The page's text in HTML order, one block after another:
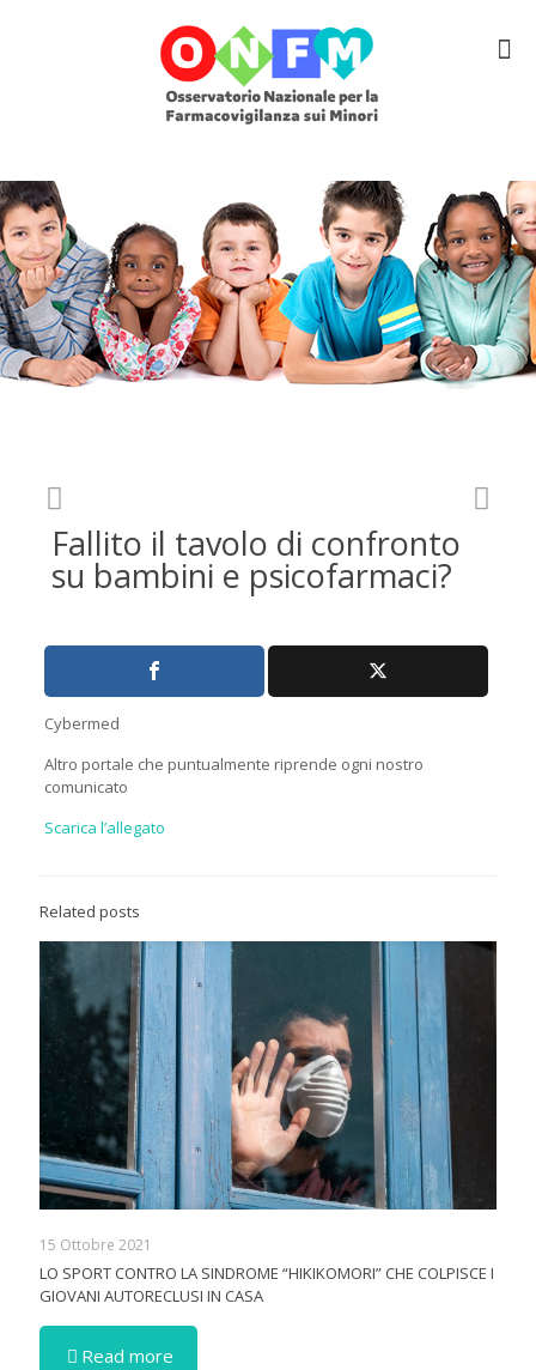
Fallito il tavolo di confronto
su bambini e psicofarmaci?
Cybermed
Altro portale che puntualmente riprende ogni nostro
comunicato
Scarica l’allegato
Related posts
15 Ottobre 2021
LO SPORT CONTRO LA SINDROME “HIKIKOMORI” CHE COLPISCE I
GIOVANI AUTORECLUSI IN CASA
Read more